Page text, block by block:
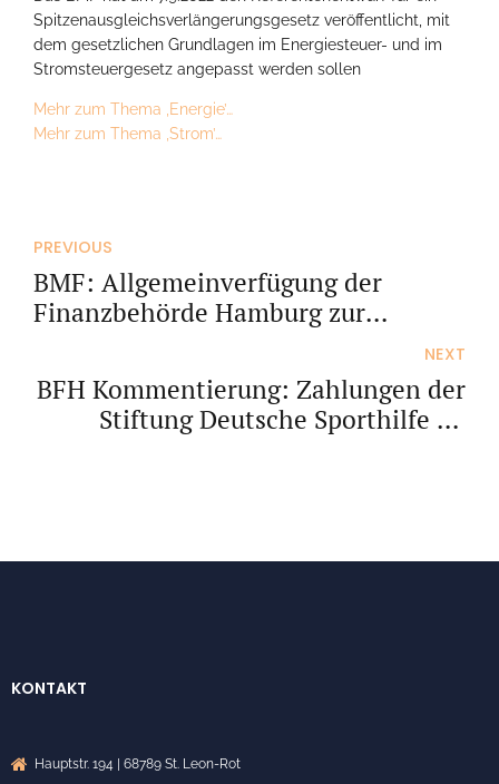
Spitzenausgleichsverlängerungsgesetz veröffentlicht, mit
dem gesetzlichen Grundlagen im Energiesteuer- und im
Stromsteuergesetz angepasst werden sollen
Mehr zum Thema ‚Energie’…
Mehr zum Thema ‚Strom’…
PREVIOUS
BMF: Allgemeinverfügung der
Finanzbehörde Hamburg zur
NEXT
BFH Kommentierung: Zahlungen der
Stiftung Deutsche Sporthilfe an
KONTAKT
Hauptstr. 194 | 68789 St. Leon-Rot